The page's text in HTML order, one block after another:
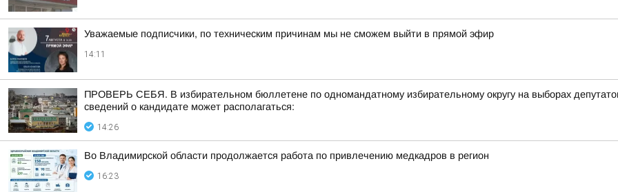
Уважаемые подписчики, по техническим причинам мы не сможем выйти в прямой эфир
14:11
ПРОВЕРЬ СЕБЯ. В избирательном бюллетене по одномандатному избирательному округу на выборах
сведений о кандидате может располагаться:
14:26
Во Владимирской области продолжается работа по привлечению медкадров в регион
16:23